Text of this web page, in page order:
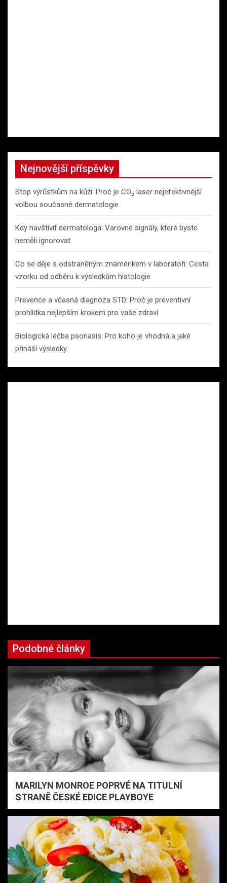
Nejnovější příspěvky
Stop výrůstkům na kůži: Proč je CO₂ laser nejefektivnější
volbou současné dermatologie
Kdy navštívit dermatologa: Varovné signály, které byste
neměli ignorovat
Co se děje s odstraněným znaménkem v laboratoři: Cesta
vzorku od odběru k výsledkům histologie
Prevence a včasná diagnóza STD: Proč je preventivní
prohlídka nejlepším krokem pro vaše zdraví
Biologická léčba psoriasis: Pro koho je vhodná a jaké
přináší výsledky
Podobné články
MARILYN MONROE POPRVÉ NA TITULNÍ
STRANĚ ČESKÉ EDICE PLAYBOYE